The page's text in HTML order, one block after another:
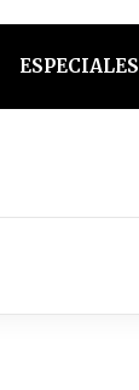
ESPECIALES